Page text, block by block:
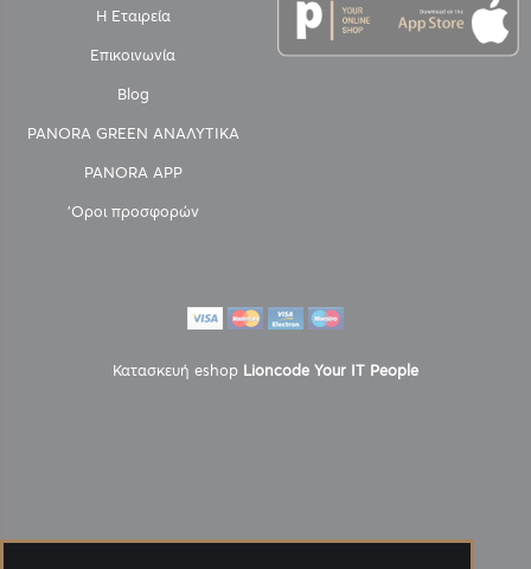
Η Εταιρεία
Επικοινωνία
Blog
PANORA GREEN ΑΝΑΛΥΤΙΚΑ
PANORA APP
'Οροι προσφορών
Κατασκευή eshop Lioncode Your IT People